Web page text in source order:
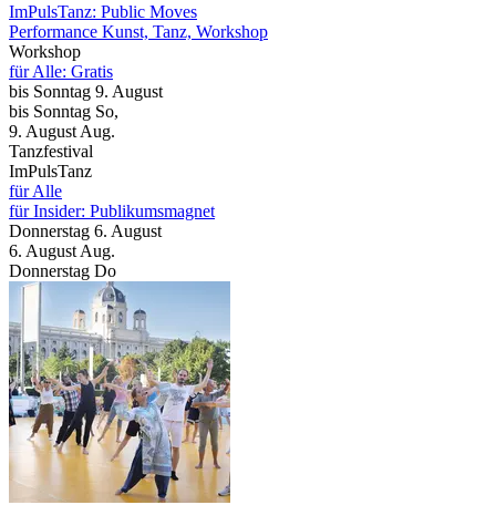
ImPulsTanz: Public Moves
Performance Kunst, Tanz, Workshop
Workshop
für Alle: Gratis
bis Sonntag 9. August
bis Sonntag So,
9. August Aug.
Tanzfestival
ImPulsTanz
für Alle
für Insider: Publikumsmagnet
Donnerstag 6. August
6. August Aug.
Donnerstag Do